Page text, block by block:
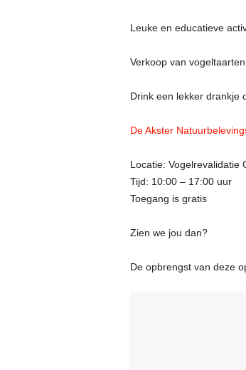
Leuke en educatieve
Verkoop van
Drink een lekker drankje
De Akster
Locatie: Vogelrevalidatie
Tijd: 10:00 – 17:00 uur
Toegang is gratis
Zien we jou dan?
De opbrengst van deze